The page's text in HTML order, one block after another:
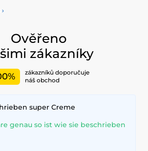
den. Přidejte do svého života trochu
pohodlí.
›
Ověřeno
zákazníky
zákazníků doporučuje
náš obchod
super Creme
genau so ist wie sie beschrieben